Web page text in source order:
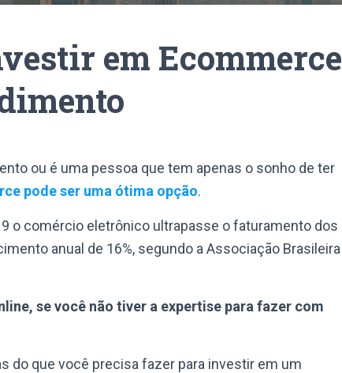
em Ecommerce
ou é uma pessoa que tem apenas o sonho de ter
pode ser uma ótima opção.
o comércio eletrônico ultrapasse o faturamento dos
anual de 16%, segundo a Associação Brasileira
se você não tiver a expertise para fazer com
do que você precisa fazer para investir em um